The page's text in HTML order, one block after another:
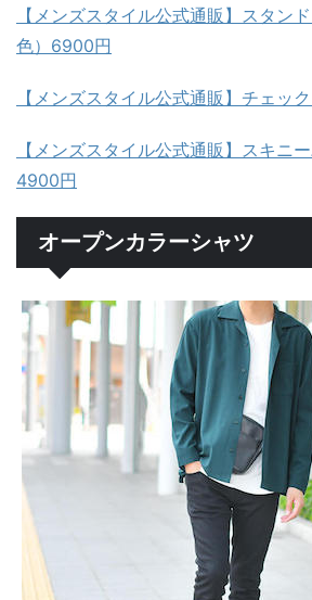
【メンズスタイル公式通販】スタン
色）6900円
【メンズスタイル公式通販】チェッ
【メンズスタイル公式通販】スキニ
4900円
オープンカラーシャツ